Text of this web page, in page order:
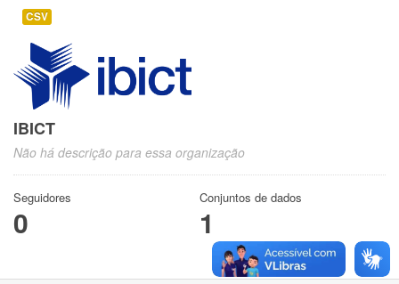
CSV
IBICT
Não há descrição para essa organização
Seguidores
0
Conjuntos de dados
1